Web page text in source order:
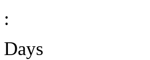
:
Days